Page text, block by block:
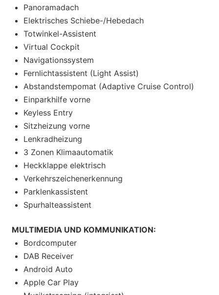
Panoramadach
Elektrisches Schiebe-/Hebedach
Totwinkel-Assistent
Virtual Cockpit
Navigationssystem
Fernlichtassistent (Light Assist)
Abstandstempomat (Adaptive Cruise Control)
Einparkhilfe vorne
Keyless Entry
Sitzheizung vorne
Lenkradheizung
3 Zonen Klimaautomatik
Heckklappe elektrisch
Verkehrszeichenerkennung
Parklenkassistent
Spurhalteassistent
MULTIMEDIA UND KOMMUNIKATION:
Bordcomputer
DAB Receiver
Android Auto
Apple Car Play